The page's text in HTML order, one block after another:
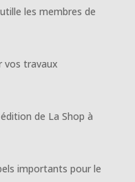
les membres de
vos travaux
de La Shop à
importants pour le